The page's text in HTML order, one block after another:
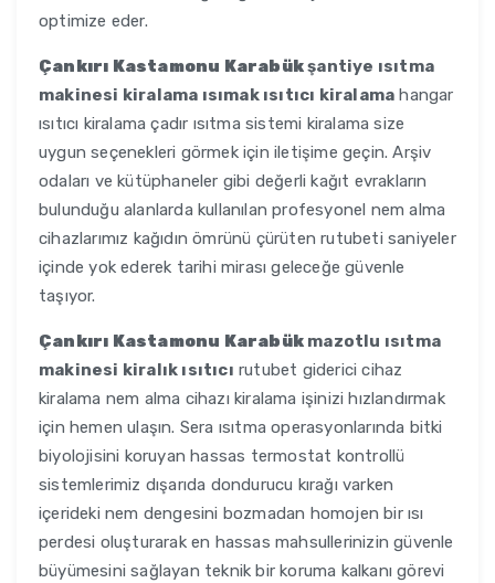
optimize eder.
Çankırı Kastamonu Karabükşantiye ısıtma
makinesi kiralama ısımak ısıtıcı kiralama hangar
ısıtıcı kiralama çadır ısıtma sistemi kiralama size
uygun seçenekleri görmek için iletişime geçin. Arşiv
odaları ve kütüphaneler gibi değerli kağıt evrakların
bulunduğu alanlarda kullanılan profesyonel nem alma
cihazlarımız kağıdın ömrünü çürüten rutubeti saniyeler
içinde yok ederek tarihi mirası geleceğe güvenle
taşıyor.
Çankırı Kastamonu Karabük mazotlu ısıtma
makinesi kiralık ısıtıcı rutubet giderici cihaz
kiralama nem alma cihazı kiralama işinizi hızlandırmak
için hemen ulaşın. Sera ısıtma operasyonlarında bitki
biyolojisini koruyan hassas termostat kontrollü
sistemlerimiz dışarıda dondurucu kırağı varken
içerideki nem dengesini bozmadan homojen bir ısı
perdesi oluşturarak en hassas mahsullerinizin güvenle
büyümesini sağlayan teknik bir koruma kalkanı görevi